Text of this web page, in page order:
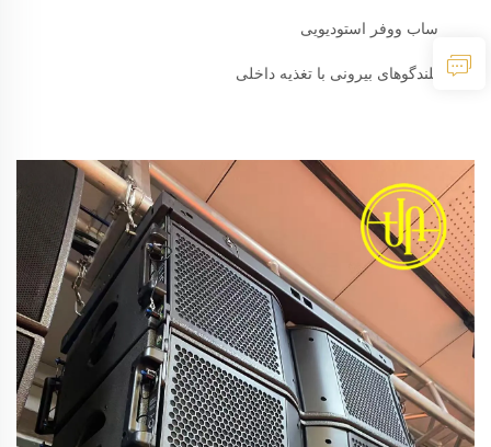
ساب ووفر استودیویی
بلندگوهای بیرونی با تغذیه داخلی